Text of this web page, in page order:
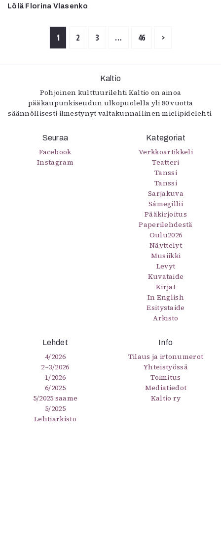
Lölä Florina Vlasenko
1 2 3 … 46 >
Kaltio
Pohjoinen kulttuurilehti Kaltio on ainoa
pääkaupunkiseudun ulkopuolella yli 80 vuotta
säännöllisesti ilmestynyt valtakunnallinen mielipidelehti.
Seuraa
Facebook
Instagram
Kategoriat
Verkkoartikkeli
Teatteri
Tanssi
Tanssi
Sarjakuva
Sámegillii
Pääkirjoitus
Paperilehdestä
Oulu2026
Näyttelyt
Musiikki
Levyt
Kuvataide
Kirjat
In English
Esitystaide
Arkisto
Lehdet
4/2026
2–3/2026
1/2026
6/2025
5/2025 saame
5/2025
Lehtiarkisto
Info
Tilaus ja irtonumerot
Yhteistyössä
Toimitus
Mediatiedot
Kaltio ry